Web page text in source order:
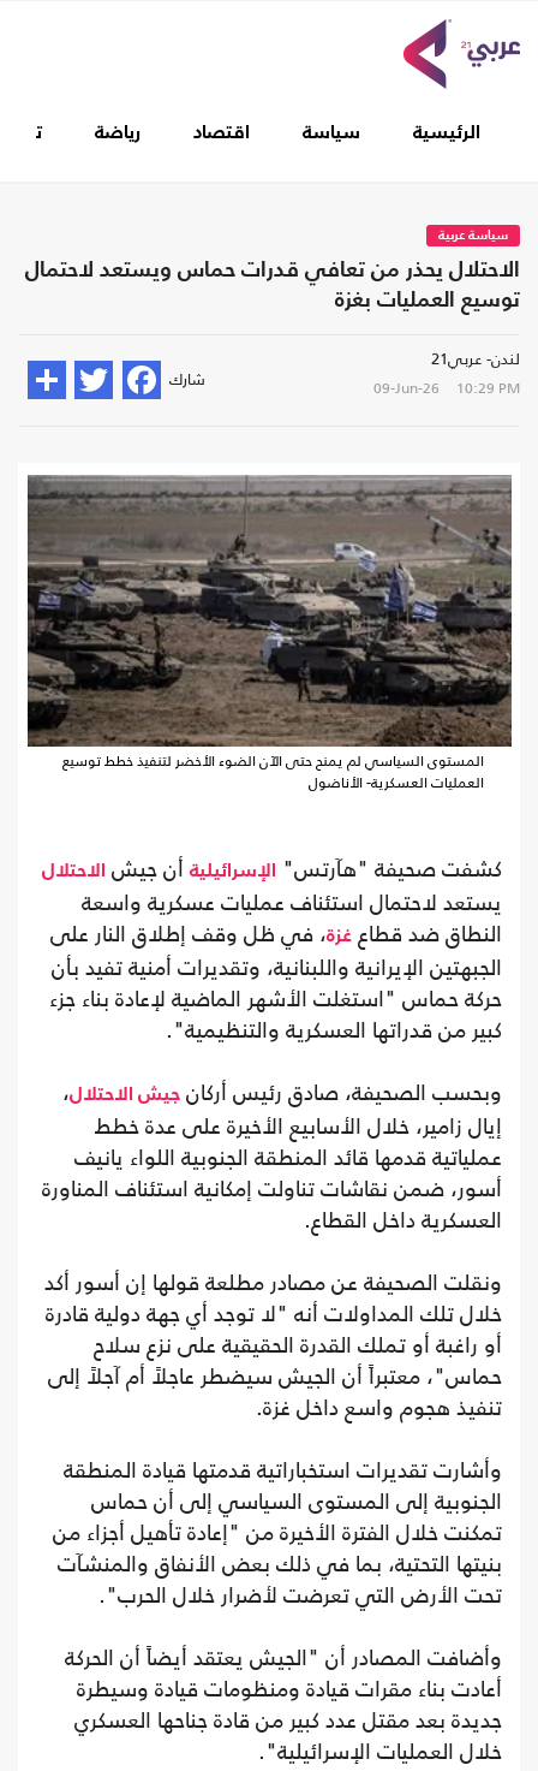
الرئيسية سياسة اقتصاد رياضة
سياسة عربية
الاحتلال يحذر من تعافي قدرات حماس ويستعد لاحتمال
توسيع العمليات بغزة
لندن- عربي21
09-Jun-26 10:29 PM شارك
المستوى السياسي لم يمنح حتى الآن الضوء الأخضر لتنفيذ خطط توسيع
العمليات العسكرية- الأناضول
كشفت صحيفة "هآرتس" الإسرائيلية أن جيش الاحتلال
يستعد لاحتمال استئناف عمليات عسكرية واسعة
النطاق ضد قطاع غزة، في ظل وقف إطلاق النار على
الجبهتين الإيرانية واللبنانية، وتقديرات أمنية تفيد بأن
حركة حماس "استغلت الأشهر الماضية لإعادة بناء جزء
كبير من قدراتها العسكرية والتنظيمية".
وبحسب الصحيفة، صادق رئيس أركان جيش الاحتلال،
إيال زامير، خلال الأسابيع الأخيرة على عدة خطط
عملياتية قدمها قائد المنطقة الجنوبية اللواء يانيف
أسور، ضمن نقاشات تناولت إمكانية استئناف المناورة
العسكرية داخل القطاع.
ونقلت الصحيفة عن مصادر مطلعة قولها إن أسور أكد
خلال تلك المداولات أنه "لا توجد أي جهة دولية قادرة
أو راغبة أو تملك القدرة الحقيقية على نزع سلاح
حماس"، معتبراً أن الجيش سيضطر عاجلاً أم آجلاً إلى
تنفيذ هجوم واسع داخل غزة.
وأشارت تقديرات استخباراتية قدمتها قيادة المنطقة
الجنوبية إلى المستوى السياسي إلى أن حماس
تمكنت خلال الفترة الأخيرة من "إعادة تأهيل أجزاء من
بنيتها التحتية، بما في ذلك بعض الأنفاق والمنشآت
تحت الأرض التي تعرضت لأضرار خلال الحرب".
وأضافت المصادر أن "الجيش يعتقد أيضاً أن الحركة
أعادت بناء مقرات قيادة ومنظومات قيادة وسيطرة
جديدة بعد مقتل عدد كبير من قادة جناحها العسكري
خلال العمليات الإسرائيلية".